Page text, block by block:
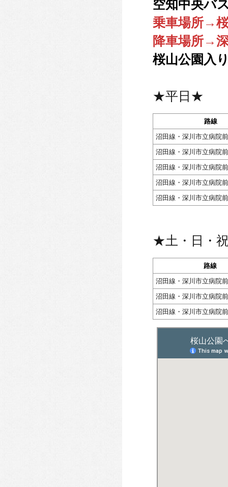
空知中央バ
乗車場所→
降車場所→
桜山公園入
★平日★
路線
沼田線・深川市立病院
沼田線・深川市立病院
沼田線・深川市立病院
沼田線・深川市立病院
沼田線・深川市立病院
★土・日・
路線
沼田線・深川市立病院
沼田線・深川市立病院
沼田線・深川市立病院